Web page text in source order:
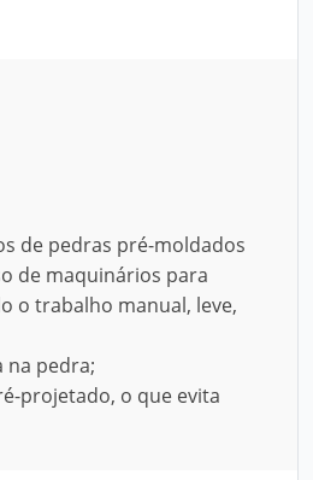
de pedras pré-moldados
de maquinários para
o trabalho manual, leve,
na pedra;
projetado, o que evita